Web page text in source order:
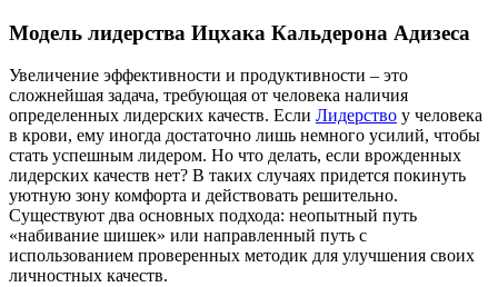
Модель лидерства Ицхака Кальдерона Адизеса
Увеличение эффективности и продуктивности – это
сложнейшая задача, требующая от человека наличия
определенных лидерских качеств. Если Лидерство у человека
в крови, ему иногда достаточно лишь немного усилий, чтобы
стать успешным лидером. Но что делать, если врожденных
лидерских качеств нет? В таких случаях придется покинуть
уютную зону комфорта и действовать решительно.
Существуют два основных подхода: неопытный путь
«набивание шишек» или направленный путь с
использованием проверенных методик для улучшения своих
личностных качеств.